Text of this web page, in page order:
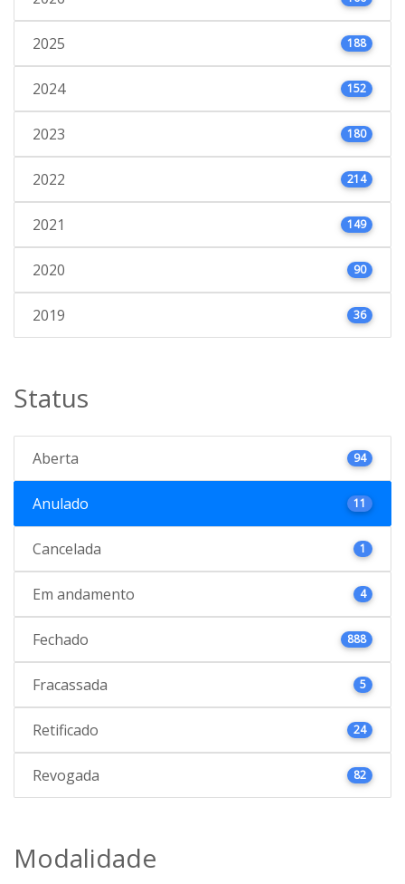
2025 188
2024 152
2023 180
2022 214
2021 149
2020 90
2019 36
Status
Aberta 94
Anulado 11
Cancelada 1
Em andamento 4
Fechado 888
Fracassada 5
Retificado 24
Revogada 82
Modalidade